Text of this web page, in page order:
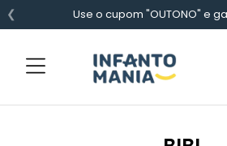
Use o cupom "OUTONO" e
❮